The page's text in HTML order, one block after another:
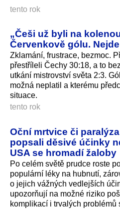
tento rok
„Češi už byli na
Červenkově gólu.
Zklamání, frustrace, bezmoc.
přestříleli Čechy 30:18, a to
utkání mistrovství světa 2:3.
možná neplatil a kterému
situace.
tento rok
Oční mrtvice či
popsali děsivé účinky
USA se hromadí žaloby
Po celém světě prudce roste
populární léky na hubnutí,
o jejich vážných vedlejších
upozorňují na možné riziko
komplikací i trvalých problémů